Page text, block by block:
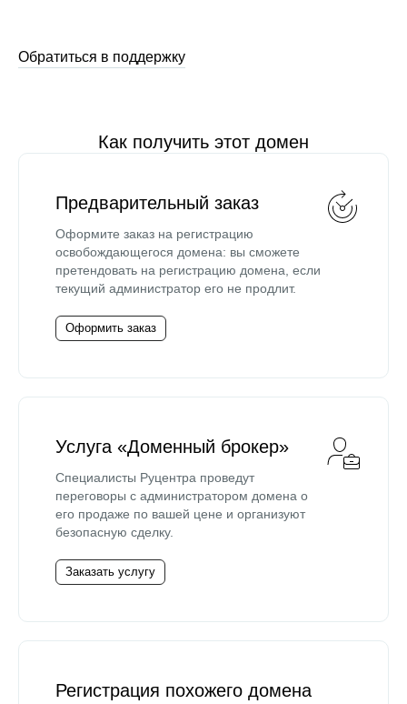
Обратиться в поддержку
Как получить этот домен
Предварительный заказ
Оформите заказ на регистрацию
освобождающегося домена: вы сможете
претендовать на регистрацию домена, если
текущий администратор его не продлит.
Оформить заказ
Услуга «Доменный брокер»
Специалисты Руцентра проведут
переговоры с администратором домена о
его продаже по вашей цене и организуют
безопасную сделку.
Заказать услугу
Регистрация похожего домена